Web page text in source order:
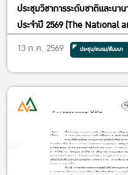
ประชุมวิชาการระดับชาติและน
ประจำปี 2569 (The National
Cooperatives and Social
Next Paradigm:
through ESG Integration”
Convention Hall ชั้น 2 อาคา
5) มหาวิทยาลัยเกษตรศาสตร์
13 ก.ค. 2569 ประชุม/อบรม/สัมมนา